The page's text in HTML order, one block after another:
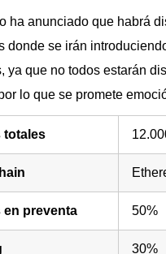
ha anunciado que habrá
donde se irán
ya que no todos estarán
lo que se promete
totales
en preventa 50%
30%